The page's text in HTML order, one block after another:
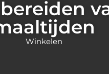
Winkelen